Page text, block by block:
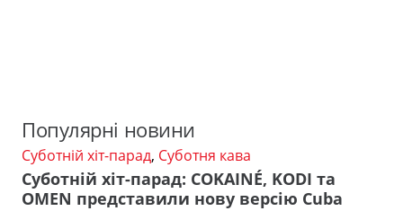
Популярні новини
Суботній хіт-парад, Суботня кава
Суботній хіт-парад: COKAINÉ, KODI та
OMEN представили нову версію Cuba